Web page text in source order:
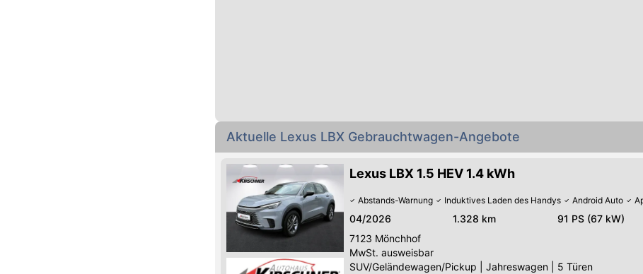
Aktuelle Lexus LBX Gebrauchtwagen-Angebote
Lexus LBX 1.5 HEV 1.4 kWh
Abstands-Warnung Induktives Laden des Handys Android Auto
04/2026 1.328 km 91 PS (67 kW)
7123 Mönchhof
MwSt. ausweisbar
SUV/Geländewagen/Pickup
Jahreswagen
5 Türen